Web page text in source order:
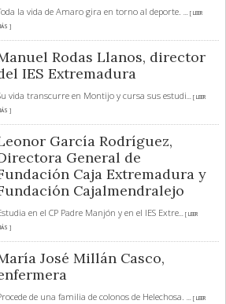
la vida de Amaro gira en torno al deporte. ... [ LEER
]
Rodas Llanos, director
IES Extremadura
vida transcurre en Montijo y cursa sus estudi... [ LEER
]
García Rodríguez,
General de
Caja Extremadura y
Cajalmendralejo
en el CP Padre Manjón y en el IES Extre... [ LEER
]
José Millán Casco,
de una familia de colonos de Helechosa. ... [ LEER